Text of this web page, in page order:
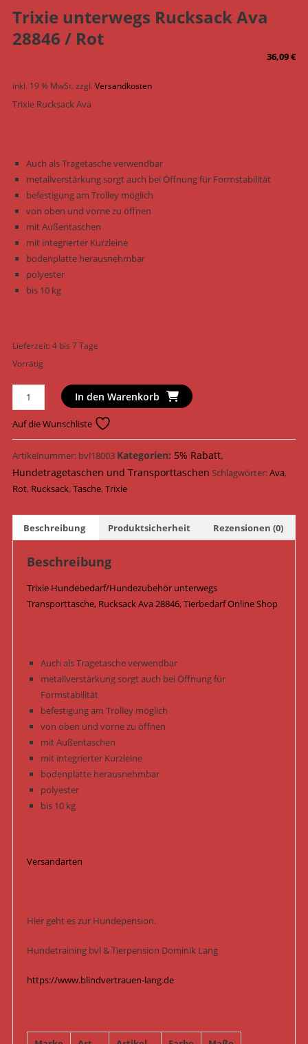
Trixie unterwegs Rucksack Ava
28846 / Rot
36,09€
inkl. 19 % MwSt.zzgl.Versandkosten
Trixie Rucksack Ava
Auch als Tragetasche verwendbar
metallverstärkung sorgt auch bei Öffnung für Formstabilität
befestigung am Trolley möglich
von oben und vorne zu öffnen
mit Außentaschen
mit integrierter Kurzleine
bodenplatte herausnehmbar
polyester
bis 10 kg
Lieferzeit:4 bis 7 Tage
Vorrätig
Trixie
unterwegs
Rucksack
Ava
28846
/
Rot
In den Warenkorb
Auf die Wunschliste
Artikelnummer: bvl18003 Kategorien: 5% Rabatt,
Hundetragetaschen und Transporttaschen Schlagwörter:Ava,
Rot, Rucksack,Tasche,Trixie
Beschreibung Produktsicherheit Rezensionen (0)
Beschreibung
Trixie Hundebedarf/Hundezubehör unterwegs
Transporttasche, Rucksack Ava 28846, Tierbedarf Online Shop
Auch als Tragetasche verwendbar
metallverstärkung sorgt auch bei Öffnung für
Formstabilität
befestigung am Trolley möglich
von oben und vorne zu öffnen
mit Außentaschen
mit integrierter Kurzleine
bodenplatte herausnehmbar
polyester
bis 10 kg
Versandarten
Hier geht es zur Hundepension.
Hundetraining bvl & Tierpension Dominik Lang
https://www.blindvertrauen-lang.de